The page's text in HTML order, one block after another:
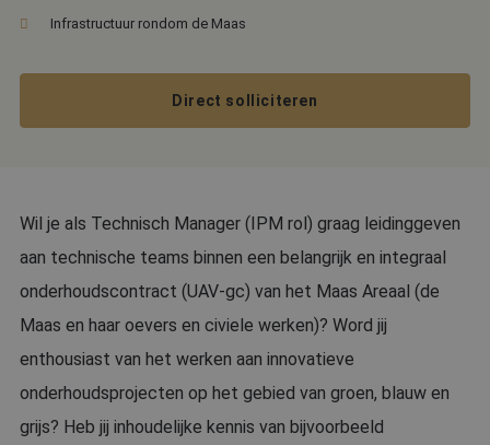
Infrastructuur rondom de Maas
Direct solliciteren
Wil je als Technisch Manager (IPM rol) graag leidinggeven
aan technische teams binnen een belangrijk en integraal
onderhoudscontract (UAV-gc) van het Maas Areaal (de
Maas en haar oevers en civiele werken)? Word jij
enthousiast van het werken aan innovatieve
onderhoudsprojecten op het gebied van groen, blauw en
grijs? Heb jij inhoudelijke kennis van bijvoorbeeld